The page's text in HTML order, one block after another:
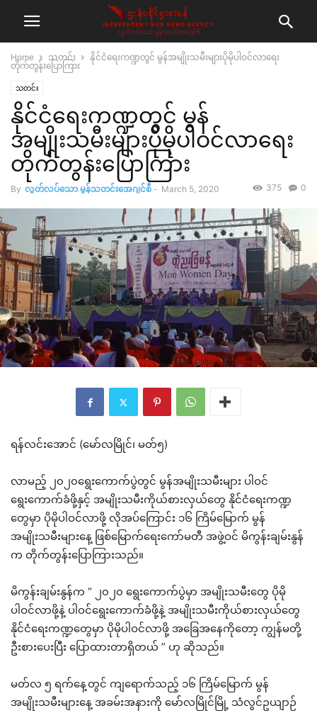
Home သတင်း
နိုင်ငံရေးကဏ္ဍတွင် မွန်အမျိုးသမီးများပိုမိုပါဝင်လာရေး
တိုက်တွန်းပြောကြား
သတင်း
နိုင်ငံရေးကဏ္ဍတွင် မွန်
အမျိုးသမီးများပိုမိုပါဝင်လာရေး
တိုက်တွန်းပြောကြား
By လွတ်လပ်သော မွန်သတင်းအေဂျင်စီ - March 5, 2020 0
375
ရန်လင်းအောင် (မော်လမြိုင်၊ မတ်၅)
လာမည့် ၂၀၂၀ရွေးကောက်ပွဲတွင် မွန်အမျိုးသမီးများ ပါဝင်
ရွေးကောက်ခံဖို့နှင့် အမျိုးသမီးကိုယ်စားလှယ်တွေ နိုင်ငံရေးကဏ္ဍ
တွေမှာ ပိုမိုပါဝင်လာဖို့ လိုအပ်ကြောင်း ၁၆ ကြိမ်မြောက် မွန်
အမျိုးသမီးများနေ့ ဖြစ်မြောက်ရေးကော်မတီ အဖွဲ့ဝင် မိကွန်းချမ်းနွန်
က တိုက်တွန်းပြောကြားသည်။
မိကွန်းချမ်းနွန်က “ ၂၀၂၀ ရွေးကောက်ပွဲမှာ အမျိုးသမီးတွေ ပိုမို
ပါဝင်လာဖို့နဲ့ ပါဝင်ရွေးကောက်ခံဖို့နဲ့ အမျိုးသမီးကိုယ်စားလှယ်တွေ
နိုင်ငံရေးကဏ္ဍတွေမှာ ပိုမိုပါဝင်လာဖို့ အခြေအနေကိုတော့ ကျွန်မတို့
ဦးစားပေးပြီး ပြောထားတာရှိတယ် ” ဟု ဆိုသည်။
မတ်လ ၅ ရက်နေ့တွင် ကျရောက်သည့် ၁၆ ကြိမ်မြောက် မွန်
အမျိုးသမီးများနေ့ အခမ်းအနားကို မော်လမြိုင်မြို့ သံလွင်ဥယျာဉ်